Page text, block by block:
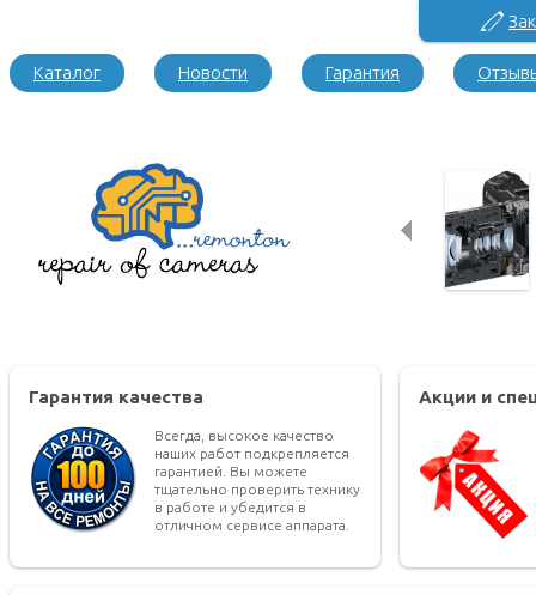
Каталог Новости Гарантия
Гарантия качества
Всегда, высокое качество
наших работ подкрепляется
гарантией. Вы можете
тщательно проверить технику
в работе и убедится в
отличном сервисе аппарата.
Акции и